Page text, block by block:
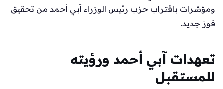
ومؤشرات باقتراب حزب رئيس الوزراء آبي أحمد من تحقيق
فوز جديد.
تعهدات آبي أحمد ورؤيته
للمستقبل